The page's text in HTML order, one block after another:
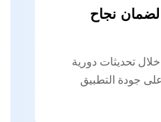
نجاح
تحديثات دورية
جودة التطبيق